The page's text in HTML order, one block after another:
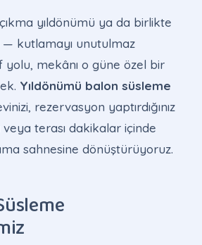
yıldönümü ya da birlikte
— kutlamayı unutulmaz
yolu, mekânı o güne özel bir
Yıldönümü balon süsleme
rezervasyon yaptırdığınız
veya terası dakikalar içinde
sahnesine dönüştürüyoruz.